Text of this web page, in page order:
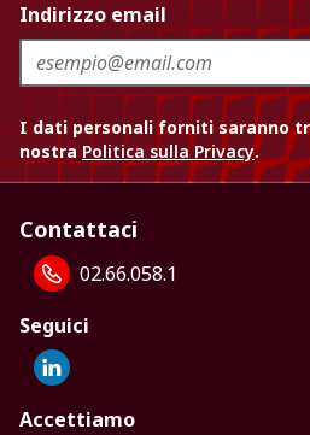
Indirizzo email
I dati personali forniti saranno
nostra Politica sulla Privacy.
Contattaci
02.66.058.1
Seguici
Accettiamo